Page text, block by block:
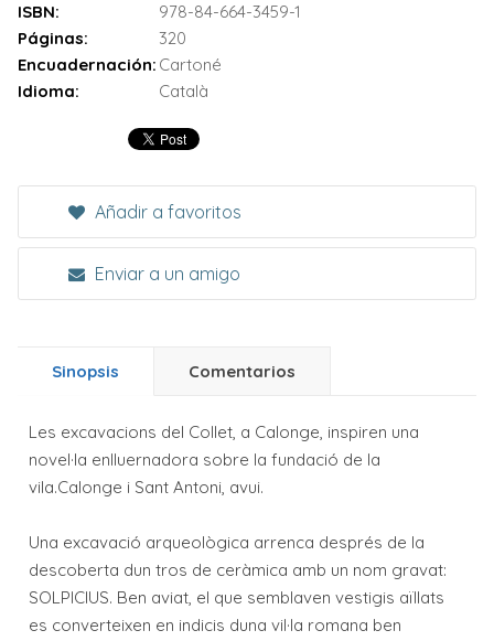
ISBN:
978-84-664-3459-1
Páginas:
320
Encuadernación: Cartoné
Idioma:
Català
Añadir a favoritos
Enviar a un amigo
Sinopsis Comentarios
Les excavacions del Collet, a Calonge, inspiren una
novel·la enlluernadora sobre la fundació de la
vila.Calonge i Sant Antoni, avui.
Una excavació arqueològica arrenca després de la
descoberta dun tros de ceràmica amb un nom gravat:
SOLPICIUS. Ben aviat, el que semblaven vestigis aïllats
es converteixen en indicis duna vil·la romana ben